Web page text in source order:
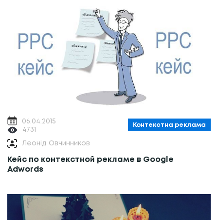
06.04.2015
4731
Контекстна реклама
Леонід Овчинников
Кейс по контекстной рекламе в Google
Adwords